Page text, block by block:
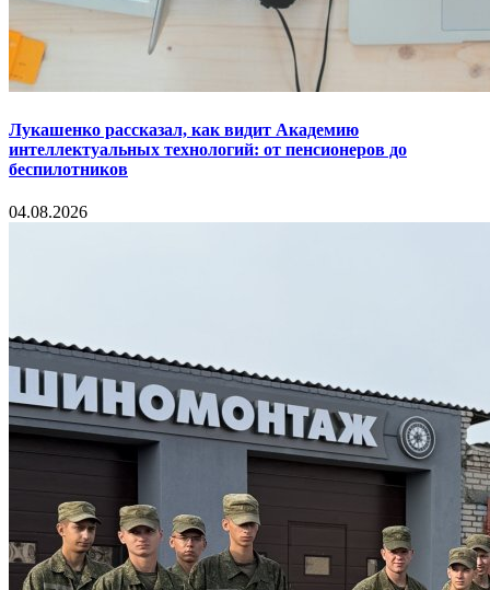
Лукашенко рассказал, как видит Академию
интеллектуальных технологий: от пенсионеров до
беспилотников
04.08.2026